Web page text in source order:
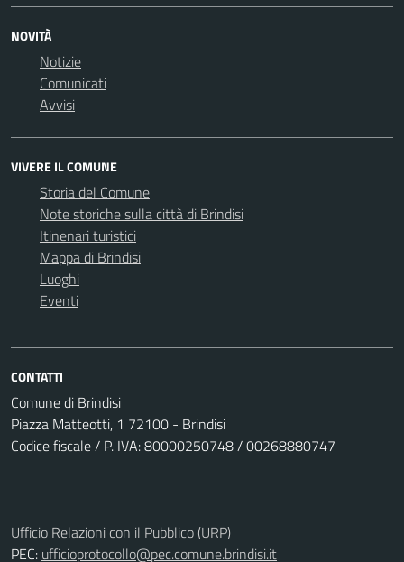
NOVITÀ
Notizie
Comunicati
Avvisi
VIVERE IL COMUNE
Storia del Comune
Note storiche sulla città di Brindisi
Itinenari turistici
Mappa di Brindisi
Luoghi
Eventi
CONTATTI
Comune di Brindisi
Piazza Matteotti, 1 72100 - Brindisi
Codice fiscale / P. IVA: 80000250748 / 00268880747
Ufficio Relazioni con il Pubblico (URP)
PEC: ufficioprotocollo@pec.comune.brindisi.it